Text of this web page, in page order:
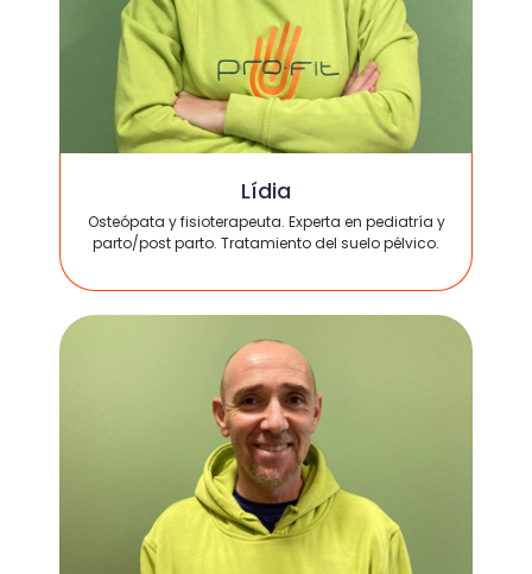
Lídia
Osteópata y fisioterapeuta. Experta en pediatría y
parto/post parto. Tratamiento del suelo pélvico.